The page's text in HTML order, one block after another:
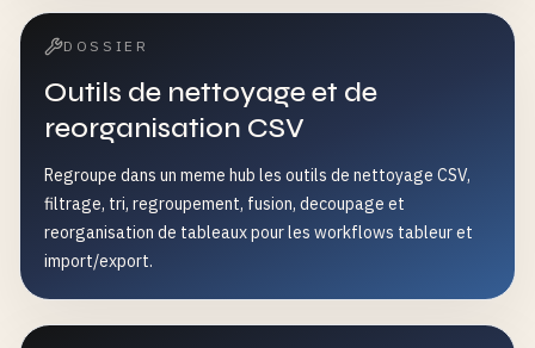
DOSSIER
Outils de nettoyage et de
reorganisation CSV
Regroupe dans un meme hub les outils de nettoyage CSV,
filtrage, tri, regroupement, fusion, decoupage et
reorganisation de tableaux pour les workflows tableur et
import/export.